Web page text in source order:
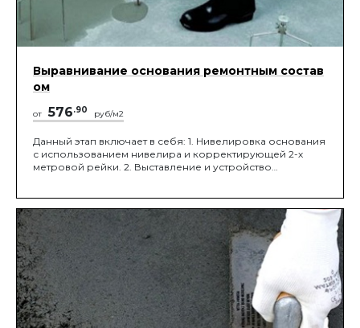
Выравнивание основания ремонтным состав
ом
от 576.90 руб/м2
Данный этап включает в себя: 1. Нивелировка основания
с использованием нивелира и корректирующей 2-х
метровой рейки. 2. Выставление и устройство